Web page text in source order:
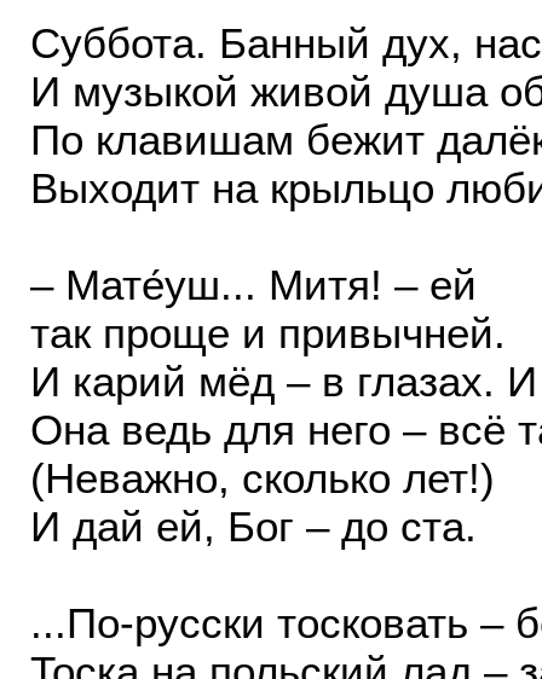
Суббота. Банный дух,
И музыкой живой душа
По клавишам бежит
Выходит на крыльцо
– Мате́уш... Митя! – ей
так проще и привычней.
И карий мёд – в глазах.
Она ведь для него – всё
(Неважно, сколько лет!)
И дай ей, Бог – до ста.
...По-русски тосковать –